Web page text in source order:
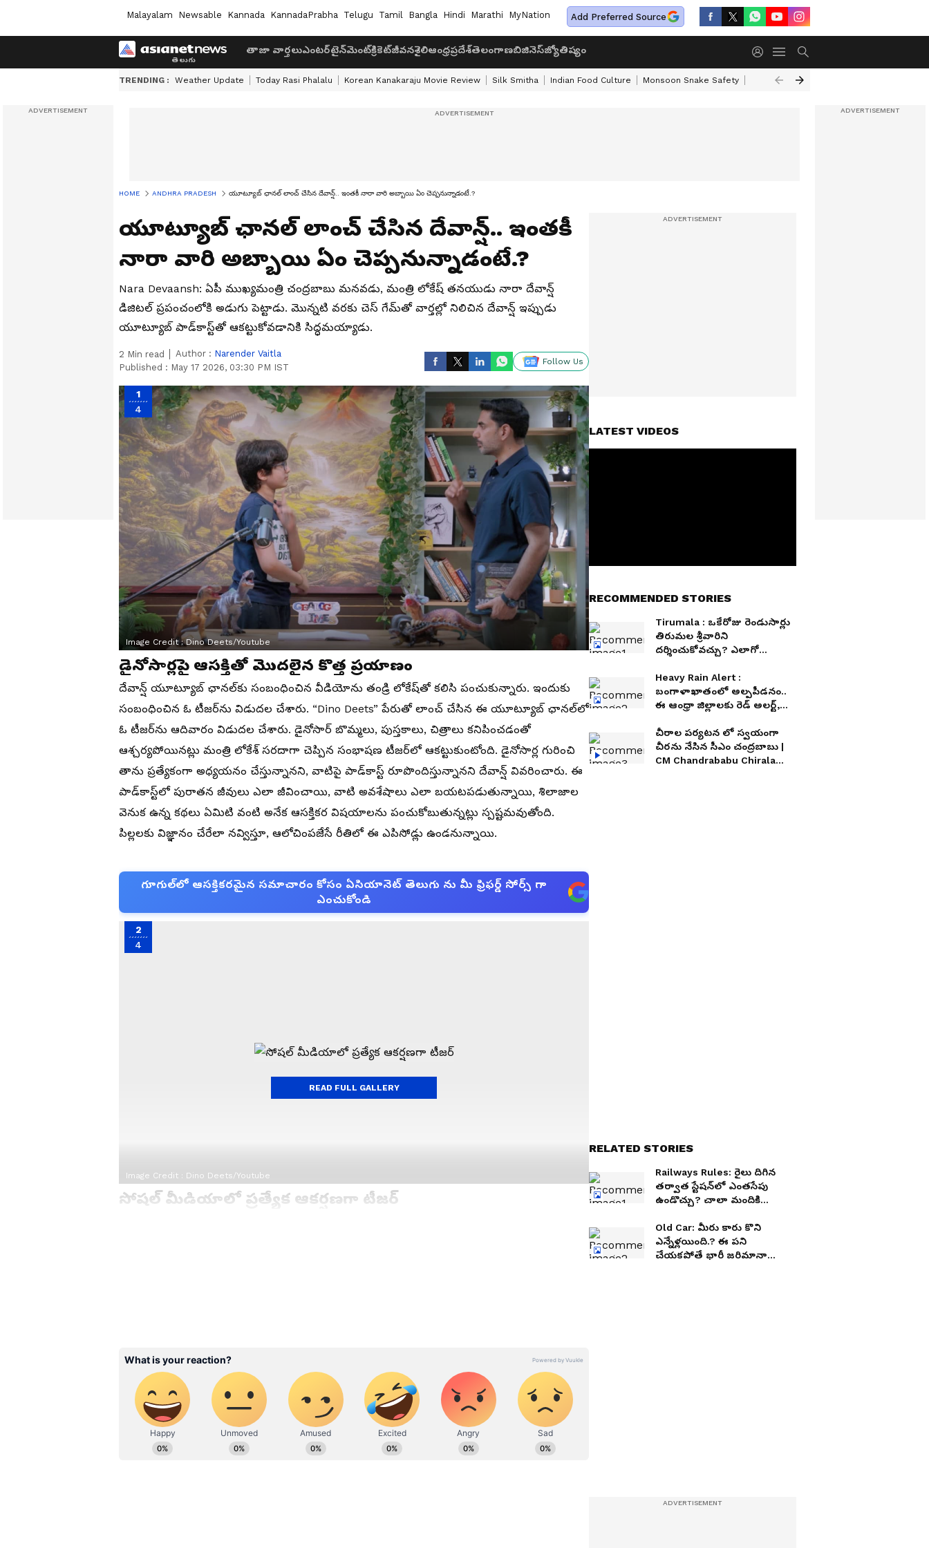
Malayalam Newsable Kannada KannadaPrabha Telugu Tamil Bangla Hindi Marathi MyNation Add Preferred Source
తాజా వార్తలుఎంటర్‌టైన్‌మెంట్క్రికెట్జీవనశైలిఆంధ్రప్రదేశ్తెలంగాణబిజినెస్జ్యోతిష్యం
TRENDING : Weather Update Today Rasi Phalalu Korean Kanakaraju Movie Review Silk Smitha Indian Food Culture Monsoon Snake Safety Akkineni Nageswara Rao
HOME ANDHRA PRADESH యూట్యూబ్ ఛాన‌ల్ లాంచ్ చేసిన దేవాన్ష్‌.. ఇంత‌కీ నారా వారి అబ్బాయి ఏం చెప్పనున్నాడంటే.?
యూట్యూబ్ ఛాన‌ల్ లాంచ్ చేసిన దేవాన్ష్‌.. ఇంత‌కీ
నారా వారి అబ్బాయి ఏం చెప్పనున్నాడంటే.?
Nara Devaansh: ఏపీ ముఖ్య‌మంత్రి చంద్రబాబు మ‌నవ‌డు, మంత్రి లోకేష్ త‌న‌యుడు నారా దేవాన్ష్‌
డిజిట‌ల్ ప్ర‌పంచంలోకి అడుగు పెట్టాడు. మొన్న‌టి వ‌ర‌కు చెస్ గేమ్‌తో వార్త‌ల్లో నిలిచిన దేవాన్ష్ ఇప్పుడు
యూట్యూబ్ పాడ్‌కాస్ట్‌తో ఆక‌ట్టుకోవ‌డానికి సిద్ధ‌మ‌య్యాడు.
2 Min read Author : Narender Vaitla
Published : May 17 2026, 03:30 PM IST
Follow Us
1
4
Image Credit :Dino Deets/Youtube
డైనోసార్లపై ఆసక్తితో మొదలైన కొత్త ప్రయాణం
దేవాన్ష్ యూట్యూబ్ ఛాన‌ల్‌కు సంబంధించిన వీడియోను తండ్రి లోకేష్‌తో క‌లిసి పంచుకున్నారు. ఇందుకు
సంబంధించిన ఓ టీజ‌ర్‌ను విడుద‌ల చేశారు. “Dino Deets” పేరుతో లాంచ్ చేసిన ఈ యూట్యూబ్ ఛాన‌ల్‌లో
ఓ టీజ‌ర్‌ను ఆదివారం విడుద‌ల చేశారు. డైనోసార్ బొమ్మలు, పుస్తకాలు, చిత్రాలు కనిపించడంతో
ఆశ్చర్యపోయినట్లు మంత్రి లోకేశ్ సరదాగా చెప్పిన సంభాషణ టీజర్‌లో ఆక‌ట్టుకుంటోంది. డైనోసార్ల గురించి
తాను ప్రత్యేకంగా అధ్యయనం చేస్తున్నానని, వాటిపై పాడ్‌కాస్ట్ రూపొందిస్తున్నానని దేవాన్ష్‌ వివరించారు. ఈ
పాడ్‌కాస్ట్‌లో పురాతన జీవులు ఎలా జీవించాయి, వాటి అవశేషాలు ఎలా బయటపడుతున్నాయి, శిలాజాల
వెనుక ఉన్న కథలు ఏమిటి వంటి అనేక ఆసక్తికర విషయాలను పంచుకోబుతున్న‌ట్లు స్ప‌ష్ట‌మ‌వుతోంది.
పిల్లలకు విజ్ఞానం చేరేలా నవ్విస్తూ, ఆలోచింపజేసే రీతిలో ఈ ఎపిసోడ్లు ఉండనున్నాయి.
గూగుల్‌లో ఆసక్తికరమైన సమాచారం కోసం ఏసియానెట్ తెలుగు ను మీ ఫ్రిఫర్డ్ సోర్స్ గా
ఎంచుకోండి
2
4
Image Credit : Dino Deets/Youtube
సోషల్ మీడియాలో ప్రత్యేక ఆకర్షణగా టీజర్
Railways Rules: రైలు దిగిన
తర్వాత స్టేషన్‌లో ఎంతసేపు
ఉండొచ్చు? చాలా మందికి తెలియని
రూల్స్ ఇవే
Old Car: మీరు కారు కొని
ఎన్నేళ్లయింది.? ఈ ప‌ని చేయ‌క‌పోతే
భారీ జరిమానా త‌ప్ప‌దు
READ FULL GALLERY
LATEST VIDEOS
RECOMMENDED STORIES
Tirumala : ఒకేరోజు రెండుసార్లు
తిరుమల శ్రీవారిని
దర్శించుకోవచ్చు? ఎలాగో
Heavy Rain Alert :
బంగాళాఖాతంలో అల్పపీడనం..
ఈ ఆంధ్రా జిల్లాలకు రెడ్ అలర్ట్,
చీరాల పర్యటన లో స్వయంగా
చీరను నేసిన సీఎం చంద్రబాబు |
CM Chandrababu Chirala
RELATED STORIES
Railways Rules: రైలు దిగిన
తర్వాత స్టేషన్‌లో ఎంతసేపు
ఉండొచ్చు? చాలా మందికి
Old Car: మీరు కారు కొని
ఎన్నేళ్లయింది.? ఈ ప‌ని
చేయ‌క‌పోతే భారీ జరిమానా